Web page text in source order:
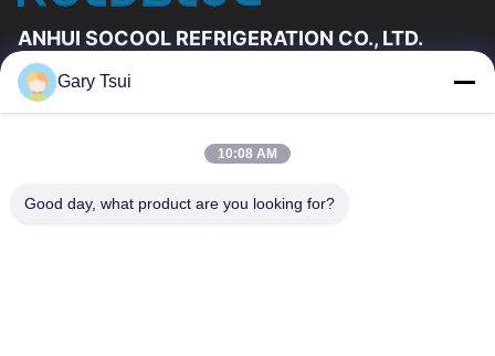
ANHUI SOCOOL REFRIGERATION CO., LTD.
Relações Rápidas
Sobre Nós
Excursão Da Fábrica
Controle Da Qualidade
Gary Tsui
10:08 AM
Good day, what product are you looking for?